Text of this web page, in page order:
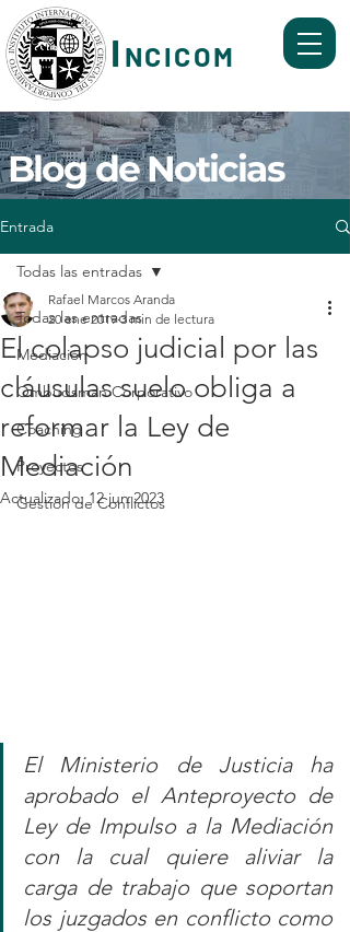
I NCICOM
Blog de Noticias
Entrada
Todas las entradas
Mediación
Ombudsman Corporativo
Coaching
Proyectos
Gestión de Conflictos
Todas las entradas
El colapso judicial por las
cláusulas suelo obliga a
reformar la Ley de
Mediación
Rafael Marcos Aranda
20 ene 2019 3 min de lectura
Actualizado:12 jun 2023
El Ministerio de Justicia ha
aprobado el Anteproyecto de
Ley de Impulso a la Mediación
con la cual quiere aliviar la
carga de trabajo que soportan
los juzgados en conflicto como